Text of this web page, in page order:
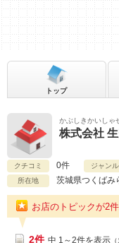
かぶしきかいしゃ
株式会社
クチコミ 0件 ジャンル
所在地 茨城県つくばみ
トップ
お店のトピックが2件
2件 中 1～2件を表示